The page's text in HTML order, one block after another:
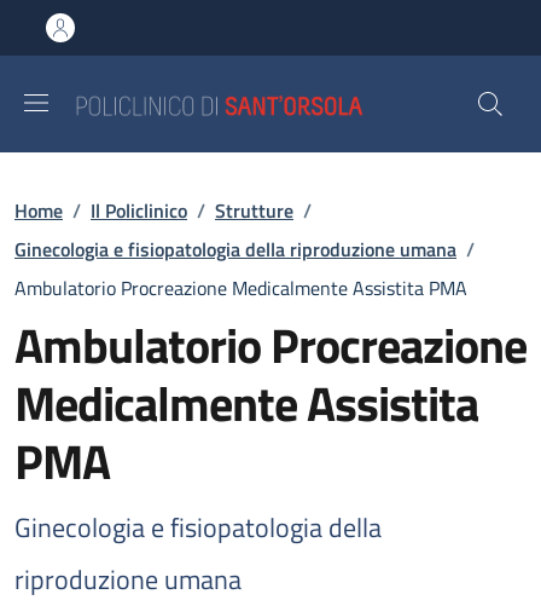
al contenuto principale
to footer content
Briciole di pane
Home / Il Policlinico / Strutture /
Ginecologia e fisiopatologia della riproduzione umana /
Ambulatorio Procreazione Medicalmente Assistita PMA
Ambulatorio Procreazione
Medicalmente Assistita
PMA
Ginecologia e fisiopatologia della
riproduzione umana